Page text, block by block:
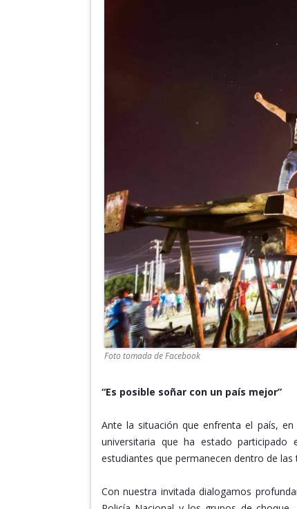
Foto tomada de Facebook
“Es posible soñar con un país mejor”
Ante la situación que enfrenta el país,
universitaria que ha estado
estudiantes que permanecen dentro de las
Con nuestra invitada dialogamos